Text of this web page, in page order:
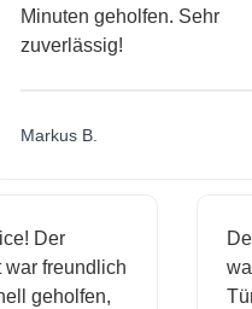
geholfen. Sehr
B.
Der
war freundlich
geholfen,